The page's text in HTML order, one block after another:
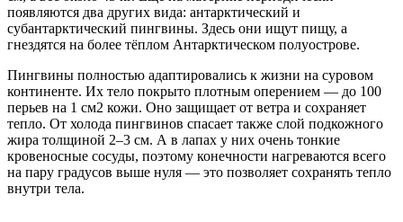
появляются два других вида: антарктический и
субантарктический пингвины. Здесь они ищут пищу, а
гнездятся на более тёплом Антарктическом полуострове.
Пингвины полностью адаптировались к жизни на суровом
континенте. Их тело покрыто плотным оперением — до 100
перьев на 1 см2 кожи. Оно защищает от ветра и сохраняет
тепло. От холода пингвинов спасает также слой подкожного
жира толщиной 2–3 см. А в лапах у них очень тонкие
кровеносные сосуды, поэтому конечности нагреваются всего
на пару градусов выше нуля — это позволяет сохранять тепло
внутри тела.